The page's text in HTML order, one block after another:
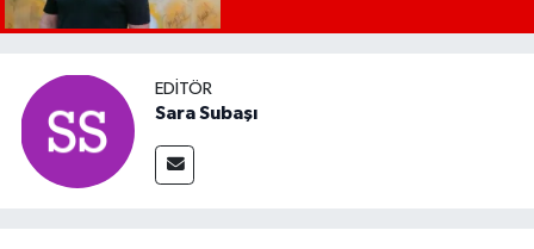
EDITÖR
Sara Subaşı